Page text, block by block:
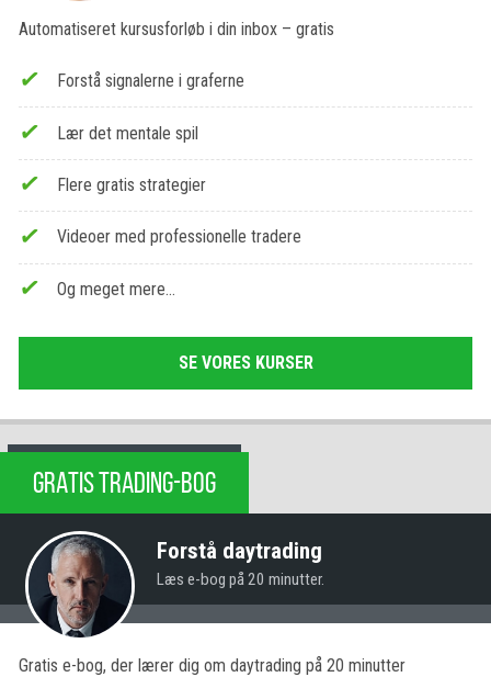
Automatiseret kursusforløb i din inbox – gratis
Forstå signalerne i graferne
Lær det mentale spil
Flere gratis strategier
Videoer med professionelle tradere
Og meget mere…
SE VORES KURSER
GRATIS TRADING-BOG
Forstå daytrading
Læs e-bog på 20 minutter.
Gratis e-bog, der lærer dig om daytrading på 20 minutter